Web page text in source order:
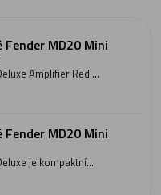
MD20 Mini
Amplifier Red je
červeném
jack výstupem pro
citlivost, nastavení
Napájení
9V adaptérem,
MD20 Mini
je kompaktní
hlasitosti,